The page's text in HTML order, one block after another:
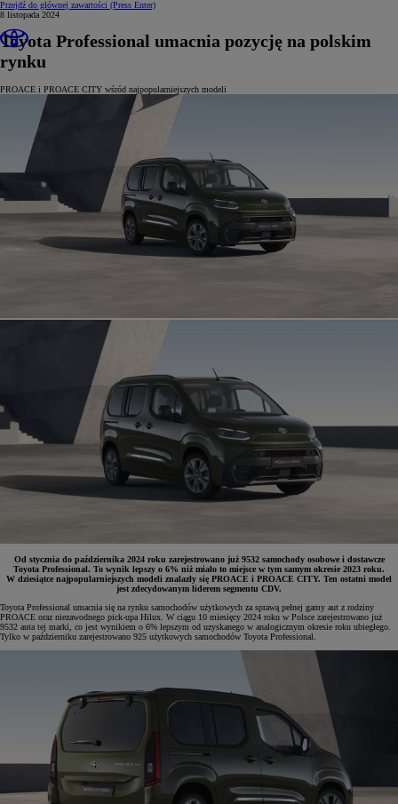
Przejdź do głównej zawartości (Press Enter)
8 listopada 2024
Toyota Professional umacnia pozycję na polskim
rynku
PROACE i PROACE CITY wśród najpopularniejszych modeli
Od stycznia do października 2024 roku zarejestrowano już 9532 samochody osobowe i dostawcze
Toyota Professional. To wynik lepszy o 6% niż miało to miejsce w tym samym okresie 2023 roku.
W dziesiątce najpopularniejszych modeli znalazły się PROACE i PROACE CITY. Ten ostatni model
jest zdecydowanym liderem segmentu CDV.
Toyota Professional umacnia się na rynku samochodów użytkowych za sprawą pełnej gamy aut z rodziny
PROACE oraz niezawodnego pick-upa Hilux. W ciągu 10 miesięcy 2024 roku w Polsce zarejestrowano już
9532 auta tej marki, co jest wynikiem o 6% lepszym od uzyskanego w analogicznym okresie roku ubiegłego.
Tylko w październiku zarejestrowano 925 użytkowych samochodów Toyota Professional.